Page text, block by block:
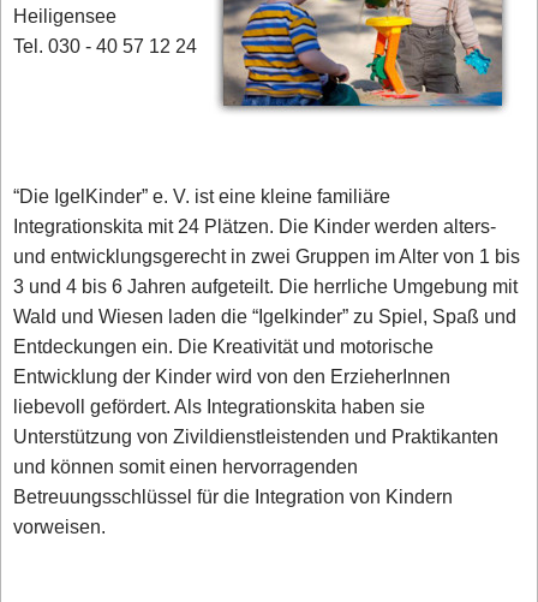
Heiligensee
Tel. 030 - 40 57 12 24
“Die IgelKinder” e. V. ist eine kleine familiäre
Integrationskita mit 24 Plätzen. Die Kinder werden alters-
und entwicklungsgerecht in zwei Gruppen im Alter von 1 bis
3 und 4 bis 6 Jahren aufgeteilt. Die herrliche Umgebung mit
Wald und Wiesen laden die “Igelkinder” zu Spiel, Spaß und
Entdeckungen ein. Die Kreativität und motorische
Entwicklung der Kinder wird von den ErzieherInnen
liebevoll gefördert. Als Integrationskita haben sie
Unterstützung von Zivildienstleistenden und Praktikanten
und können somit einen hervorragenden
Betreuungsschlüssel für die Integration von Kindern
vorweisen.